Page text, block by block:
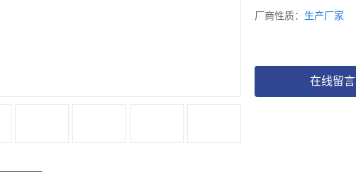
厂商性质： 生产厂家
在线留言